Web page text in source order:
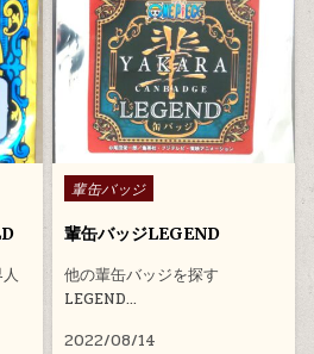
Posted in
輩缶バッジ
輩缶バッジLEGEND
他の輩缶バッジを探す
LEGEND…
2022/08/14